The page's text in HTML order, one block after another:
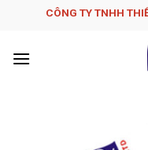
CÔNG TY TNHH